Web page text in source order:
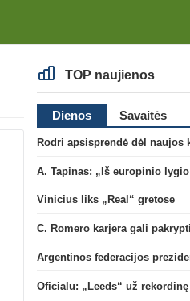
TOP naujienos
Dienos Savaitės
Vinicius liks „Real“ gretose